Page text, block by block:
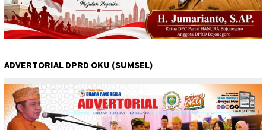
ADVERTORIAL DPRD OKU (SUMSEL)